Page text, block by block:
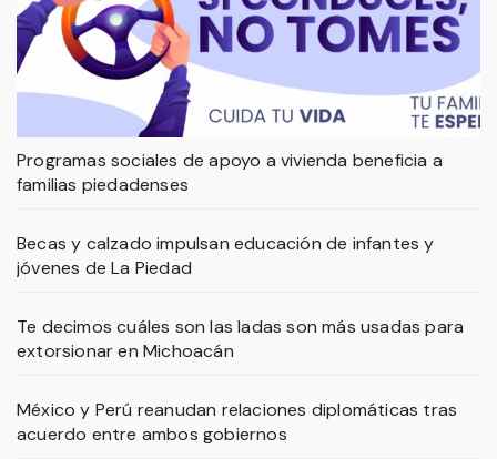
Programas sociales de apoyo a vivienda beneficia a
familias piedadenses
Becas y calzado impulsan educación de infantes y
jóvenes de La Piedad
Te decimos cuáles son las ladas son más usadas para
extorsionar en Michoacán
México y Perú reanudan relaciones diplomáticas tras
acuerdo entre ambos gobiernos